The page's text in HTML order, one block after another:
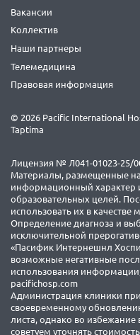
Вакансии
Коллектив
Наши партнеры
Телемедицина
Правовая информация
© 2026 Pacific International
Taptima
Лицензия № Л041-01023-25/
Материалы, размещенные
информационный характер
образовательных целей.
использовать их в
Определение диагноза и
исключительной
«Пасифик Интернешнл
возможные негативные
использования
pacifichosp.com
Администрация клиники
своевременному
листа, однако во
советуем уточнять